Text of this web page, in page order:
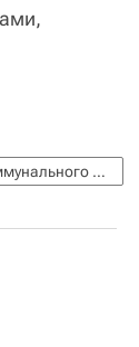
Министерство строительства и жилищно-коммунального хозяйства РФ (Минстрой России)